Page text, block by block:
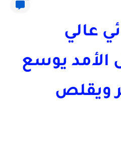
عالي
الأمد يوسع
ويقلص